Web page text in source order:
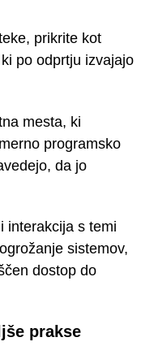
prikrite kot
po odprtju izvajajo
mesta, ki
programsko
da jo
interakcija s temi
sistemov,
dostop do
prakse